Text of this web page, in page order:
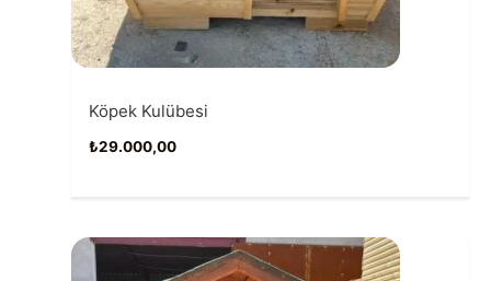
Köpek Kulübesi
₺29.000,00